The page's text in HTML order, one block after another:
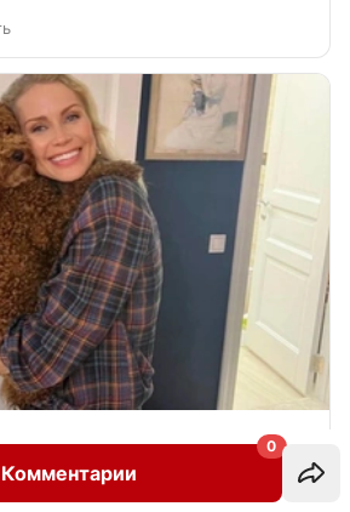
Комментарии
0
кто в терапии»:
прошлась по